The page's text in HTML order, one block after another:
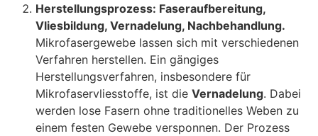
Herstellungsprozess: Faseraufbereitung,
Vliesbildung, Vernadelung, Nachbehandlung.
Mikrofasergewebe lassen sich mit verschiedenen
Verfahren herstellen. Ein gängiges
Herstellungsverfahren, insbesondere für
Mikrofaservliesstoffe, ist die Vernadelung. Dabei
werden lose Fasern ohne traditionelles Weben zu
einem festen Gewebe versponnen. Der Prozess